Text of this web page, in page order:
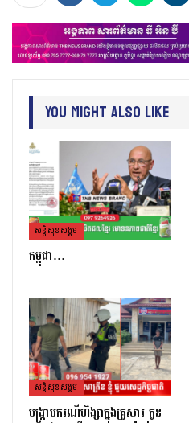
You Might Also Like
សន្តិសុខសង្គម
កម្ពុជា…
សន្តិសុខសង្គម
បង្ក្រាបករណីហិង្សាក្នុងគ្រួសារ កូន